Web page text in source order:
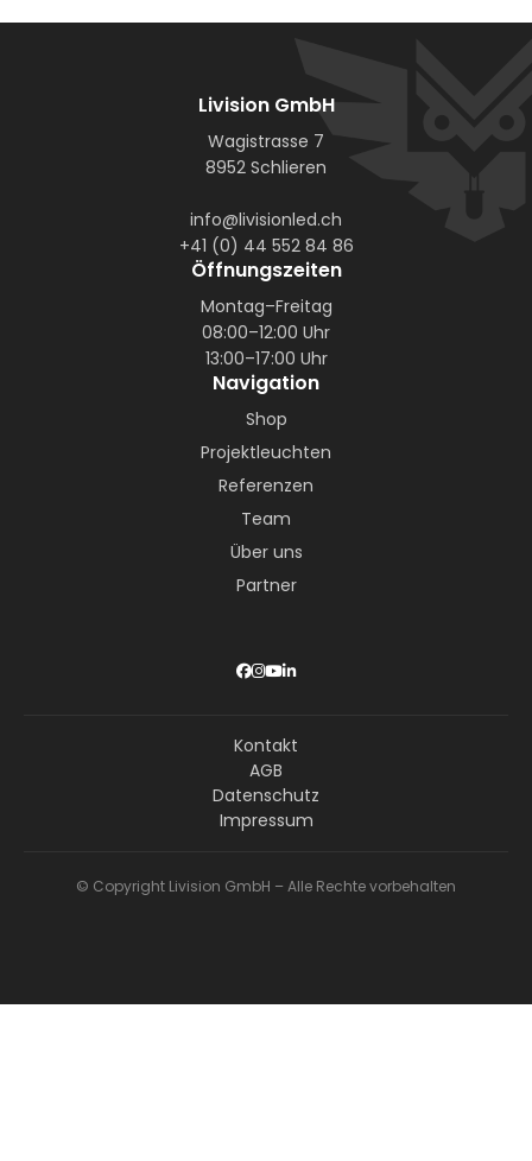
Livision GmbH
Wagistrasse 7
8952 Schlieren
info@livisionled.ch
+41 (0) 44 552 84 86
Öffnungszeiten
Montag–Freitag
08:00–12:00 Uhr
13:00–17:00 Uhr
Navigation
Shop
Projektleuchten
Referenzen
Team
Über uns
Partner
Kontakt
AGB
Datenschutz
Impressum
© Copyright Livision GmbH – Alle Rechte vorbehalten